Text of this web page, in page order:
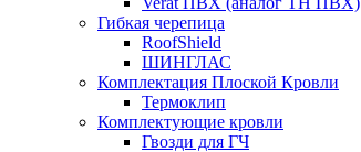
Гибкая черепица
RoofShield
ШИНГЛАС
Комплектация Плоской Кровли
Термоклип
Комплектующие кровли
Гвозди для ГЧ